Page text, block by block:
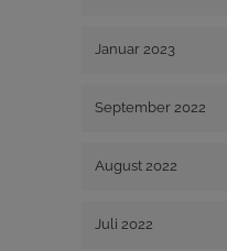
Januar 2023
September 2022
August 2022
Juli 2022